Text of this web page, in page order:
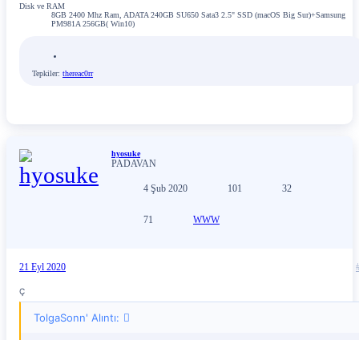
Disk ve RAM
8GB 2400 Mhz Ram, ADATA 240GB SU650 Sata3 2.5" SSD (macOS Big Sur)+Samsung
PM981A 256GB( Win10)
Tepkiler: thereac0rr
hyosuke
PADAVAN
4 Şub 2020 101 32
71 WWW
21 Eyl 2020
Ç
TolgaSonn' Alıntı: